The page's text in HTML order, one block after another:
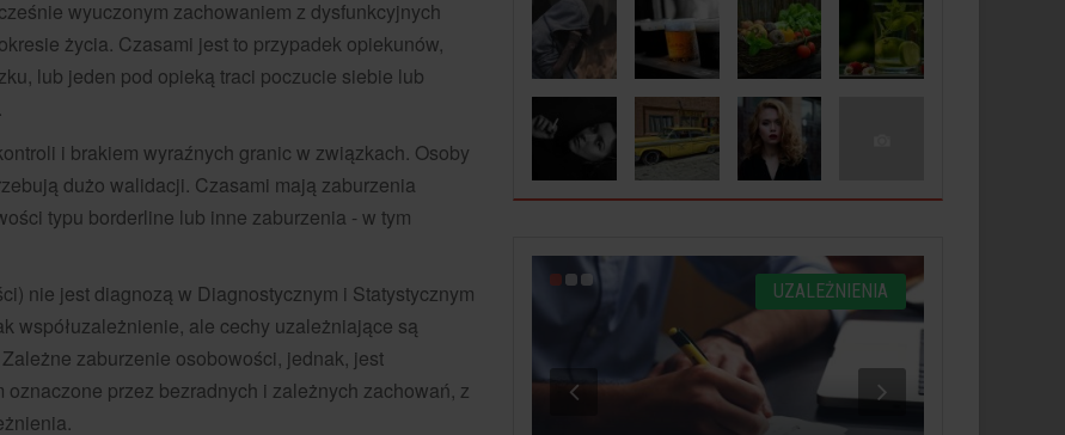
wyuczonym zachowaniem z dysfunkcyjnych
życia. Czasami jest to przypadek opiekunów,
lub jeden pod opieką traci poczucie siebie lub
i brakiem wyraźnych granic w związkach. Osoby
dużo walidacji. Czasami mają zaburzenia
typu borderline lub inne zaburzenia - w tym
nie jest diagnozą w Diagnostycznym i Statystycznym
współuzależnienie, ale cechy uzależniające są
zaburzenie osobowości, jednak, jest
przez bezradnych i zależnych zachowań, z
UZALEŻNIENIA UZALEŻNIENIA